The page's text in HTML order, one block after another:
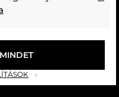
eredeti terméket vásárol.
az áru visszaküldéséért